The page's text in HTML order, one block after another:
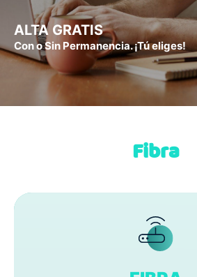
ALTA GRATIS
Con o Sin Permanencia. ¡Tú eliges!
Fibra